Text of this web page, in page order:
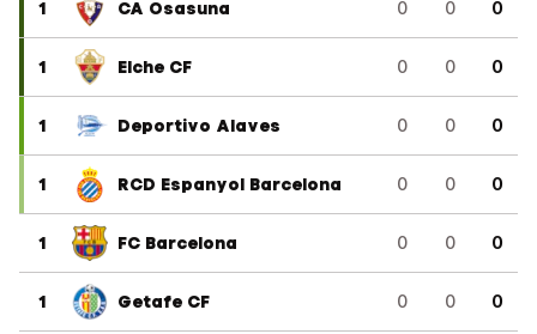
1 CA Osasuna 0 0 0
1 Elche CF 0 0 0
1 Deportivo Alaves 0 0 0
1 RCD Espanyol Barcelona 0 0 0
1 FC Barcelona 0 0 0
1 Getafe CF 0 0 0